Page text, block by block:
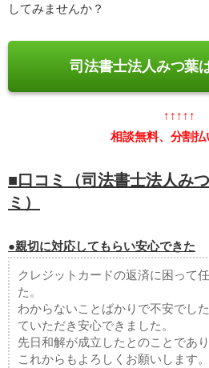
してみませんか？
司法書士法人みつ葉
↑↑↑↑↑
相談無料、分割払
■口コミ（司法書士法人み
ミ）
●親切に対応してもらい安心できた
クレジットカードの返済に困って
た。
わからないことばかりで不安でし
ていただき安心できました。
先日和解が成立したとのことであ
これからもよろしくお願いします。